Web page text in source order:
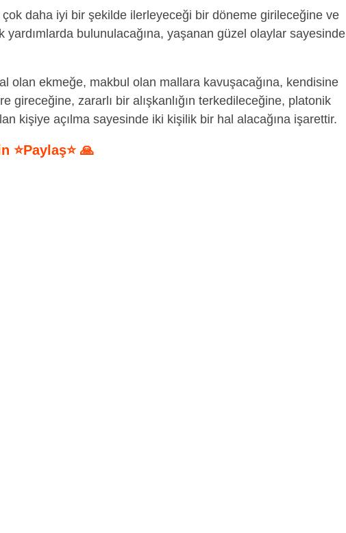
çok daha iyi bir şekilde ilerleyeceği bir döneme girileceğine ve
yardımlarda bulunulacağına, yaşanan güzel olaylar sayesinde
olan ekmeğe, makbul olan mallara kavuşacağına, kendisine
gireceğine, zararlı bir alışkanlığın terkedileceğine, platonik
kişiye açılma sayesinde iki kişilik bir hal alacağına işarettir.
🙏